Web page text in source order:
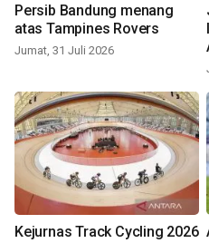
Persib Bandung menang
atas Tampines Rovers
Jumat, 31 Juli 2026
Kejurnas Track Cycling 2026